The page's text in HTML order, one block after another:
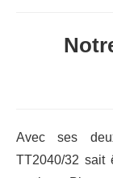
Avec ses
TT2040/32 sait